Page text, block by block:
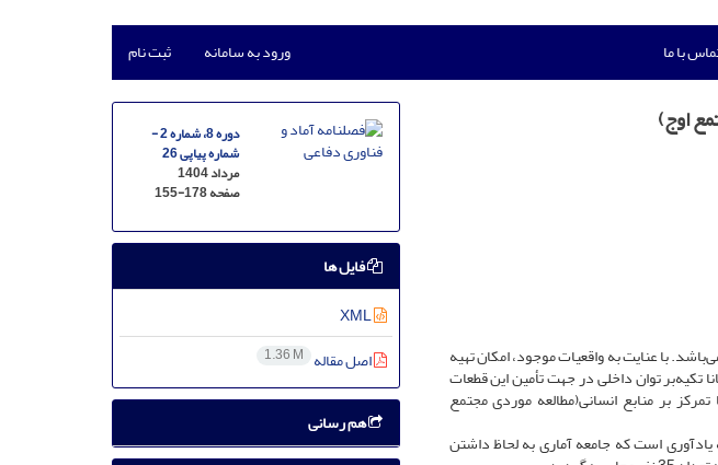
با ما ورود به سامانه ثبت نام
اوج)
با عنایت به واقعیات موجود، امکان تهیه
تکیه‌بر توان داخلی در جهت تأمین این قطعات
بر منابع انسانی(مطالعه موردی مجتمع
یادآوری است که جامعه آماری به لحاظ داشتن
دوره 8، شماره 2 -
شماره پیاپی 26
مرداد 1404
صفحه155-178
فایل ها
XML
اصل مقاله 1.36 M
هم رسانی